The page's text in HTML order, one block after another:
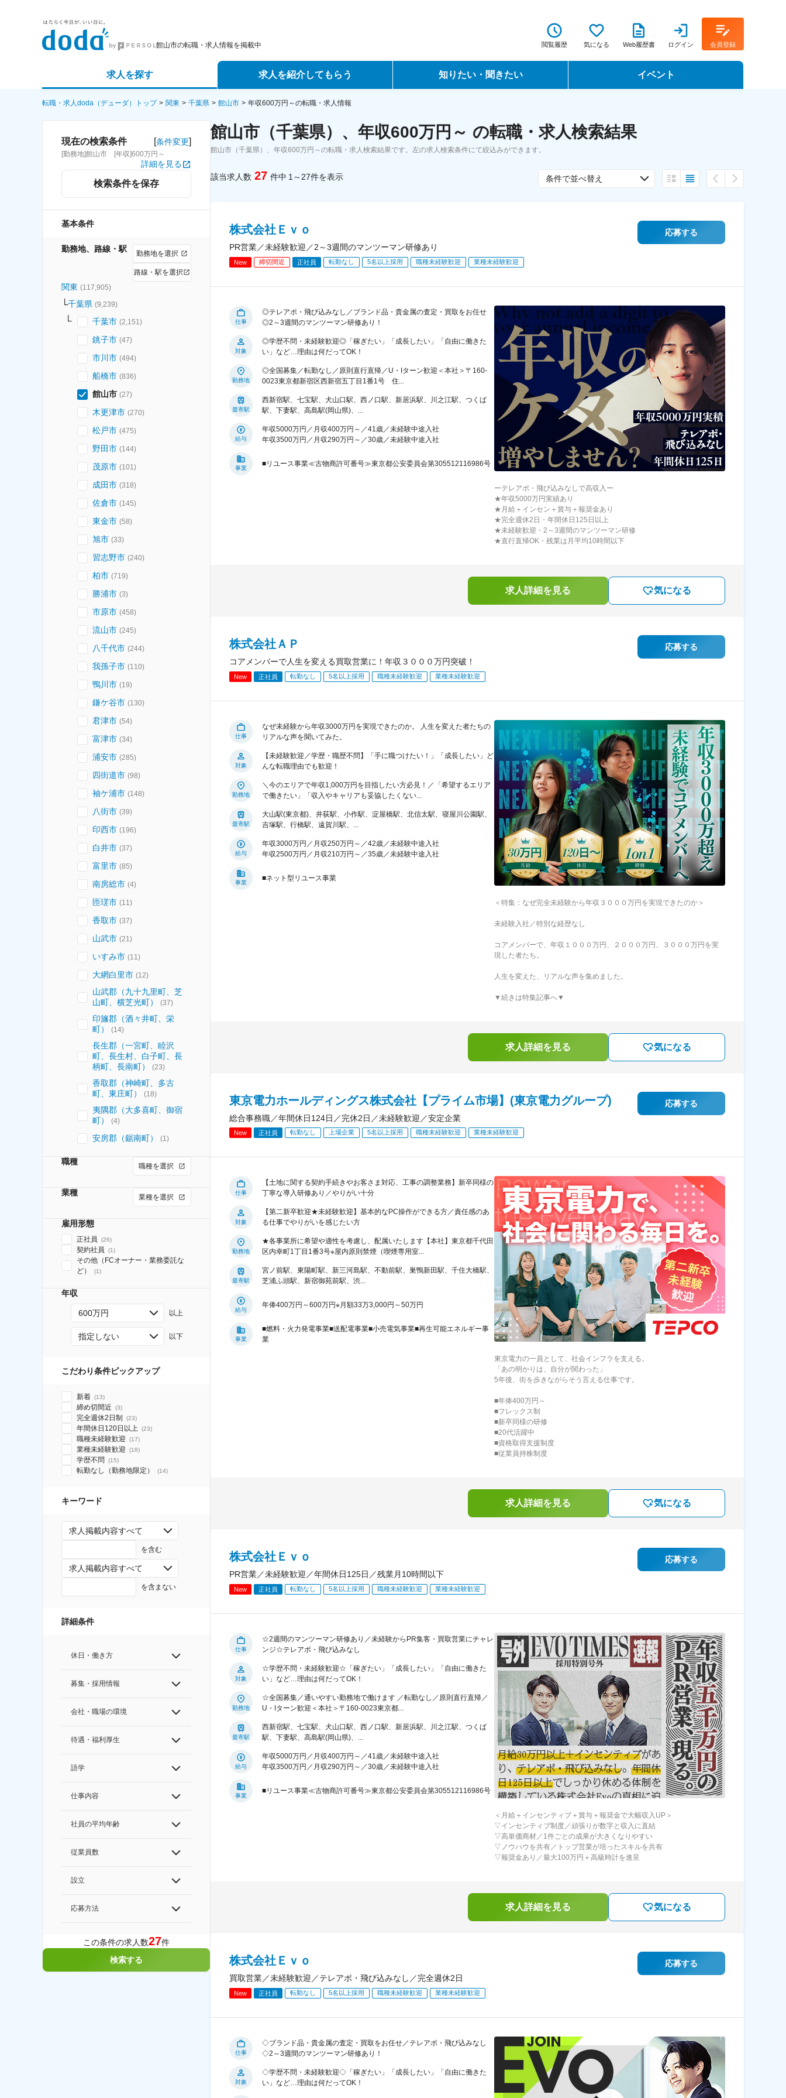
館山市の転職・求人情報を掲載中 閲覧履歴 気になる Web履歴書 ログイン 会員登録
求人を探す
詳細条件から探す
求人特集から探す
求人を紹介してもらう
エージェントサービス
スカウトサービス
知りたい・聞きたい
データで見る転職
イベント
転職フェア
転職・求人doda（デューダ）トップ 関東 千葉県 館山市 年収600万円～の転職・求人情報
現在の検索条件 [条件変更]
[勤務地]館山市 [年収]600万円～
詳細を見る
検索条件を保存
基本条件
勤務地、路線・駅 勤務地を選択
路線・駅を選択
関東 (117,905)
千葉県 (9,239)
千葉市 (2,151 )
銚子市 (47)
市川市 (494)
船橋市 (836)
館山市 (27)
木更津市 (270)
松戸市 (475)
野田市 (144)
茂原市 (101 )
成田市 (318)
佐倉市 (145)
東金市 (58)
旭市 (33)
習志野市 (240)
柏市 (719)
勝浦市 (3)
市原市 (458)
流山市 (245)
八千代市 (244)
我孫子市 (110)
鴨川市 (19)
鎌ケ谷市 (130)
君津市 (54)
富津市 (34)
浦安市 (285)
四街道市 (98)
袖ケ浦市 (148)
八街市 (39)
印西市 (196)
白井市 (37)
富里市 (85)
南房総市 (4)
匝瑳市 (11 )
香取市 (37)
山武市 (21 )
いすみ市 (11 )
大網白里市 (12)
山武郡（九十九里町、芝
山町、横芝光町）
(37)
印旛郡（酒々井町、栄
町）
(14)
長生郡（一宮町、睦沢
町、長生村、白子町、長
柄町、長南町）
(23)
香取郡（神崎町、多古
町、東庄町）
(18)
夷隅郡（大多喜町、御宿
町）
(4)
安房郡（鋸南町） (1 )
職種 職種を選択
業種 業種を選択
雇用形態
正社員 (26)
契約社員 (1)
その他（FCオーナー・業務委託な
ど）
(1)
年収
600万円 以上
指定しない 以下
こだわり条件ピックアップ
新着 (13)
締め切間近 (3)
完全週休2日制 (23)
年間休日120日以上 (23)
職種未経験歓迎 (17)
業種未経験歓迎 (18)
学歴不問 (15)
転勤なし（勤務地限定） (14)
キーワード
求人掲載内容すべて
を含む
求人掲載内容すべて
を含まない
詳細条件
休日・働き方
募集・採用情報
会社・職場の環境
待遇・福利厚生
語学
仕事内容
社員の平均年齢
従業員数
設立
応募方法
この条件の求人数27件
検索する
館山市（千葉県）、年収600万円～ の転職・求人検索結果
館山市（千葉県）、年収600万円～の転職・求人検索結果です。左の求人検索条件にて絞込みができます。
該当求人数 27 件中 1～27件を表示 条件で並べ替え
株式会社Ｅｖｏ
PR営業／未経験歓迎／2～3週間のマンツーマン研修あり
New 締切間近 正社員 転勤なし 5名以上採用 職種未経験歓迎 業種未経験歓迎
応募する
仕事
◎テレアポ・飛び込みなし／ブランド品・貴金属の査定・買取をお任せ
◎2～3週間のマンツーマン研修あり！
対象
◎学歴不問・未経験歓迎◎「稼ぎたい」「成長したい」「自由に働きた
い」など…理由は何だってOK！
勤務地
◎全国募集／転勤なし／原則直行直帰／U・Iターン歓迎＜本社＞〒160-
0023東京都新宿区西新宿五丁目1番1号 住...
最寄駅
西新宿駅、七宝駅、犬山口駅、西ノ口駅、新居浜駅、川之江駅、つくば
駅、下妻駅、高島駅(岡山県)、...
給与
年収5000万円／月収400万円～／41歳／未経験中途入社
年収3500万円／月収290万円～／30歳／未経験中途入社
事業
■リユース事業≪古物商許可番号≫東京都公安委員会第305512116986号
ーテレアポ・飛び込みなしで高収入ー
★年収5000万円実績あり
★月給＋インセン＋賞与＋報奨金あり
★完全週休2日・年間休日125日以上
★未経験歓迎・2～3週間のマンツーマン研修
★直行直帰OK・残業は月平均10時間以下
求人詳細を見る 気になる
株式会社ＡＰ
コアメンバーで人生を変える買取営業に！年収３０００万円突破！
New 正社員 転勤なし 5名以上採用 職種未経験歓迎 業種未経験歓迎
応募する
仕事
なぜ未経験から年収3000万円を実現できたのか。 人生を変えた者たちの
リアルな声を聞いてみた。
対象
【未経験歓迎／学歴・職歴不問】「手に職つけたい！」「成長したい」ど
んな転職理由でも歓迎！
勤務地
＼今のエリアで年収1,000万円を目指したい方必見！／「希望するエリア
で働きたい」「収入やキャリアも妥協したくない...
最寄駅
大山駅(東京都)、井荻駅、小作駅、淀屋橋駅、北信太駅、寝屋川公園駅、
吉塚駅、行橋駅、遠賀川駅、...
給与
年収3000万円／月収250万円～／42歳／未経験中途入社
年収2500万円／月収210万円～／35歳／未経験中途入社
事業
■ネット型リユース事業
＜特集：なぜ完全未経験から年収３０００万円を実現できたのか＞
未経験入社／特別な経歴なし
コアメンバーで、年収１０００万円、２０００万円、３０００万円を実
現した者たち。
人生を変えた、リアルな声を集めました。
▼続きは特集記事へ▼
求人詳細を見る 気になる
東京電力ホールディングス株式会社【プライム市場】(東京電力グループ)
総合事務職／年間休日124日／完休2日／未経験歓迎／安定企業
New 正社員 転勤なし 上場企業 5名以上採用 職種未経験歓迎 業種未経験歓迎
応募する
仕事
【土地に関する契約手続きやお客さま対応、工事の調整業務】新卒同様の
丁寧な導入研修あり／やりがい十分
対象
【第二新卒歓迎★未経験歓迎】基本的なPC操作ができる方／責任感のあ
る仕事でやりがいを感じたい方
勤務地
★各事業所に希望や適性を考慮し、配属いたします【本社】東京都千代田
区内幸町1丁目1番3号※屋内原則禁煙（喫煙専用室...
最寄駅
宮ノ前駅、東陽町駅、新三河島駅、不動前駅、巣鴨新田駅、千住大橋駅、
芝浦ふ頭駅、新宿御苑前駅、渋...
給与
年俸400万円～600万円※月額33万3,000円～50万円
事業
■燃料・火力発電事業■送配電事業■小売電気事業■再生可能エネルギー事
業
東京電力の一員として、社会インフラを支える。
「あの明かりは、自分が関わった」
5年後、街を歩きながらそう言える仕事です。
■年俸400万円～
■フレックス制
■新卒同様の研修
■20代活躍中
■資格取得支援制度
■従業員持株制度
求人詳細を見る 気になる
株式会社Ｅｖｏ
PR営業／未経験歓迎／年間休日125日／残業月10時間以下
New 正社員 転勤なし 5名以上採用 職種未経験歓迎 業種未経験歓迎
応募する
仕事
☆2週間のマンツーマン研修あり／未経験からPR集客・買取営業にチャレ
ンジ☆テレアポ・飛び込みなし
対象
☆学歴不問・未経験歓迎☆「稼ぎたい」「成長したい」「自由に働きた
い」など…理由は何だってOK！
勤務地
☆全国募集／通いやすい勤務地で働けます ／転勤なし／原則直行直帰／
U・Iターン歓迎＜本社＞〒160-0023東京都...
最寄駅
西新宿駅、七宝駅、犬山口駅、西ノ口駅、新居浜駅、川之江駅、つくば
駅、下妻駅、高島駅(岡山県)、...
給与
年収5000万円／月収400万円～／41歳／未経験中途入社
年収3500万円／月収290万円～／30歳／未経験中途入社
事業
■リユース事業≪古物商許可番号≫東京都公安委員会第305512116986号
＜月給＋インセンティブ＋賞与＋報奨金で大幅収入UP＞
▽インセンティブ制度／頑張りが数字と収入に直結
▽高単価商材／1件ごとの成果が大きくなりやすい
▽ノウハウを共有／トップ営業が培ったスキルを共有
▽報奨金あり／最大100万円＋高級時計を進呈
求人詳細を見る 気になる
株式会社Ｅｖｏ
買取営業／未経験歓迎／テレアポ・飛び込みなし／完全週休2日
New 正社員 転勤なし 5名以上採用 職種未経験歓迎 業種未経験歓迎
応募する
仕事
◇ブランド品・貴金属の査定・買取をお任せ／テレアポ・飛び込みなし
◇2～3週間のマンツーマン研修あり！
対象
◇学歴不問・未経験歓迎◇「稼ぎたい」「成長したい」「自由に働きた
い」など…理由は何だってOK！